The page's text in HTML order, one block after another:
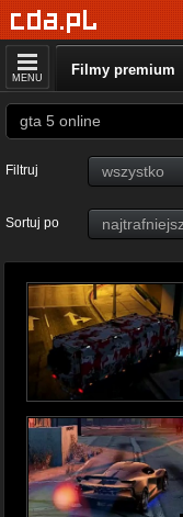
MENU Filmy premium
Filtruj
Sortuj po